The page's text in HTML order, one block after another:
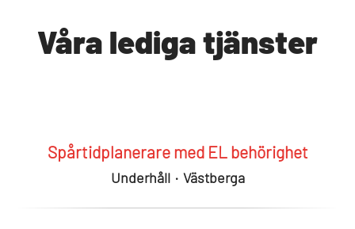
Våra lediga tjänster
Spårtidplanerare med EL behörighet
Underhåll · Västberga